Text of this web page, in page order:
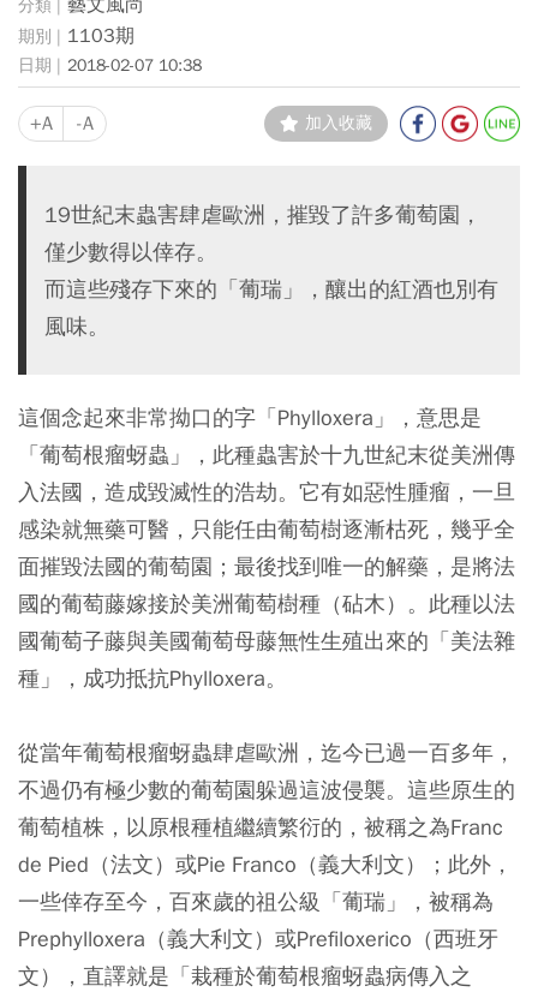
1103期
2018-02-07 10:38
+A -A 加入收藏
19世紀末蟲害肆虐歐洲，摧毀了許多葡萄園，
僅少數得以倖存。
而這些殘存下來的「葡瑞」，釀出的紅酒也別有
風味。
這個念起來非常拗口的字「Phylloxera」，意思是
「葡萄根瘤蚜蟲」，此種蟲害於十九世紀末從美洲傳
入法國，造成毀滅性的浩劫。它有如惡性腫瘤，一旦
感染就無藥可醫，只能任由葡萄樹逐漸枯死，幾乎全
面摧毀法國的葡萄園；最後找到唯一的解藥，是將法
國的葡萄藤嫁接於美洲葡萄樹種（砧木）。此種以法
國葡萄子藤與美國葡萄母藤無性生殖出來的「美法雜
種」，成功抵抗Phylloxera。
從當年葡萄根瘤蚜蟲肆虐歐洲，迄今已過一百多年，
不過仍有極少數的葡萄園躲過這波侵襲。這些原生的
葡萄植株，以原根種植繼續繁衍的，被稱之為Franc
de Pied（法文）或Pie Franco（義大利文）；此外，
一些倖存至今，百來歲的祖公級「葡瑞」，被稱為
Prephylloxera（義大利文）或Prefiloxerico（西班牙
文），直譯就是「栽種於葡萄根瘤蚜蟲病傳入之